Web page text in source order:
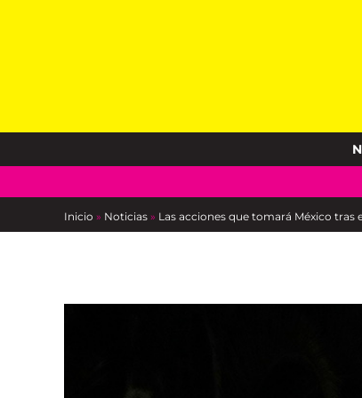
Inicio » Noticias » Las acciones que tomará México tras